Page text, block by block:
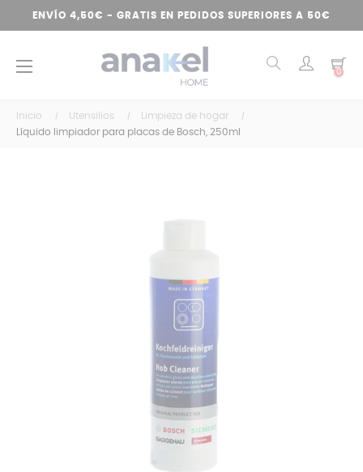
ENVÍO 4,50€ - GRATIS EN PEDIDOS SUPERIORES A 50€
Navegación
☰ 0
Inicio Utensilios
Limpieza de hogar
Líquido limpiador para placas de Bosch, 250ml